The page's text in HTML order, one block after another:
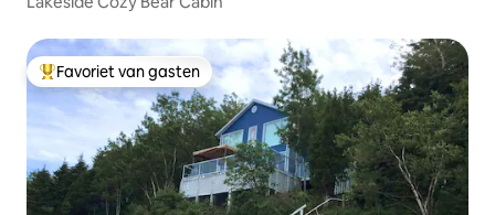
Topfavoriet van gasten
Favoriet van gasten